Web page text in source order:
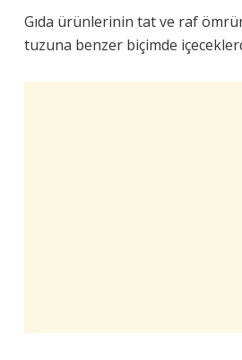
Gıda ürünlerinin tat ve raf
tuzuna benzer biçimde